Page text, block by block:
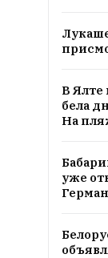
В
бела
На
уже